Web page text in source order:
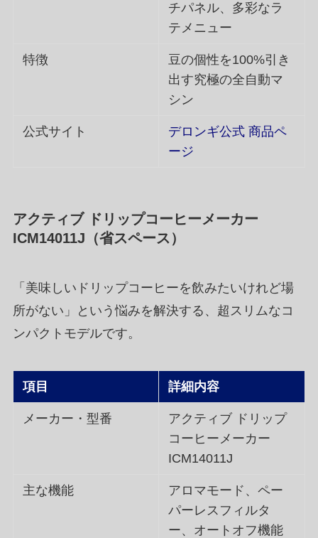
チパネル、多彩なラ
テメニュー
特徴
豆の個性を100%引き
出す究極の全自動マ
シン
公式サイト
デロンギ公式 商品ペ
ージ
アクティブ ドリップコーヒーメーカー
ICM14011J（省スペース）
「美味しいドリップコーヒーを飲みたいけれど場
所がない」という悩みを解決する、超スリムなコ
ンパクトモデルです。
項目 詳細内容
メーカー・型番
アクティブ ドリップ
コーヒーメーカー
ICM14011J
主な機能
アロマモード、ペー
パーレスフィルタ
ー、オートオフ機能